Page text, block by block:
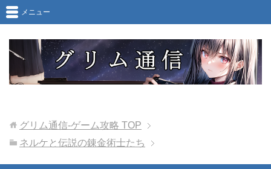
メニュー
グリム通信-ゲーム攻略 TOP
ネルケと伝説の錬金術士たち